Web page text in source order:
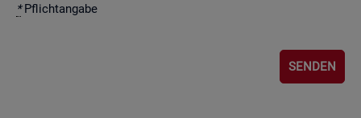
*Pflicht­an­ga­be